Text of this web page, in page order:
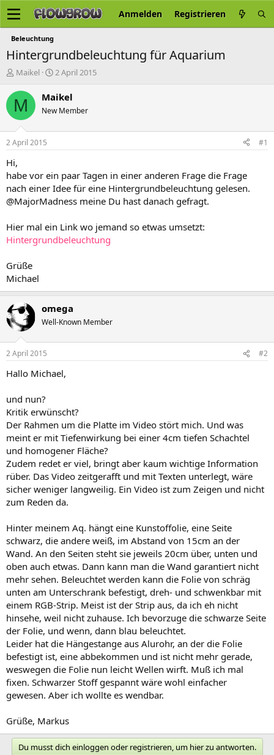
Anmelden Registrieren
Beleuchtung
Hintergrundbeleuchtung für Aquarium
E
s
t
e
Maikel
E
s
e
t
2 April 2015
M Maikel
New Member
2 April 2015 #1
Hi,
habe vor ein paar Tagen in einer anderen Frage die Frage
nach einer Idee für eine Hintergrundbeleuchtung gelesen.
@MajorMadness meine Du hast danach gefragt.
Hier mal ein Link wo jemand so etwas umsetzt:
Hintergrundbeleuchtung
Grüße
Michael
omega
Well-Known Member
2 April 2015 #2
Hallo Michael,
und nun?
Kritik erwünscht?
Der Rahmen um die Platte im Video stört mich. Und was
meint er mit Tiefenwirkung bei einer 4cm tiefen Schachtel
und homogener Fläche?
Zudem redet er viel, bringt aber kaum wichtige Information
rüber. Das Video zeitgerafft und mit Texten unterlegt, wäre
sicher weniger langweilig. Ein Video ist zum Zeigen und nicht
zum Reden da.
Hinter meinem Aq. hängt eine Kunstoffolie, eine Seite
schwarz, die andere weiß, im Abstand von 15cm an der
Wand. An den Seiten steht sie jeweils 20cm über, unten und
oben auch etwas. Dann kann man die Wand garantiert nicht
mehr sehen. Beleuchtet werden kann die Folie von schräg
unten am Unterschrank befestigt, dreh- und schwenkbar mit
einem RGB-Strip. Meist ist der Strip aus, da ich eh nicht
hinsehe, weil nicht zuhause. Ich bevorzuge die schwarze Seite
der Folie, und wenn, dann blau beleuchtet.
Leider hat die Hängestange aus Alurohr, an der die Folie
befestigt ist, eine abbekommen und ist nicht mehr gerade,
weswegen die Folie nun leicht Wellen wirft. Muß ich mal
fixen. Schwarzer Stoff gespannt wäre wohl einfacher
gewesen. Aber ich wollte es wendbar.
Grüße, Markus
Du musst dich einloggen oder registrieren, um hier zu antworten.